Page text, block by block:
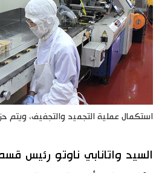
استكمال عملية التجميد والتجفيف، ويتم
السيد واتانابي ناوتو رئيس